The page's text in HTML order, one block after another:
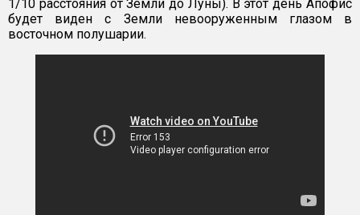
1/10 расстояния от Земли до Луны). В этот день Апофис
будет виден с Земли невооруженным глазом в
восточном полушарии.